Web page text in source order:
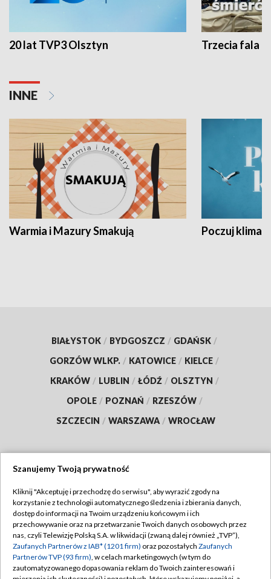
20 lat TVP3 Olsztyn Trzecia fala -
INNE
Warmia i Mazury Smakują Poczuj klimat
BIAŁYSTOK / BYDGOSZCZ / GDAŃSK /
GORZÓW WLKP. / KATOWICE / KIELCE /
KRAKÓW / LUBLIN / ŁÓDŹ / OLSZTYN /
OPOLE / POZNAŃ / RZESZÓW /
SZCZECIN / WARSZAWA / WROCŁAW
TVP
Abonament TVP
Emisja w TVP
Centrum informacji TVP
Regulamin TVP
Polityka prywatności
Moje zgody
Szanujemy Twoją prywatność
Kliknij "Akceptuję i przechodzę do serwisu", aby wyrazić zgody na
korzystanie z technologii automatycznego śledzenia i zbierania danych,
dostęp do informacji na Twoim urządzeniu końcowym i ich
przechowywanie oraz na przetwarzanie Twoich danych osobowych przez
nas, czyli Telewizję Polską S.A. w likwidacji (zwaną dalej również „TVP”),
Zaufanych Partnerów z IAB* (1201 firm) oraz pozostałych Zaufanych
Partnerów TVP (93 firm), w celach marketingowych (w tym do
zautomatyzowanego dopasowania reklam do Twoich zainteresowań i